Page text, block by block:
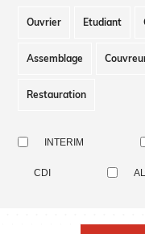
Ouvrier Etudiant
Assemblage
Restauration
INTERIM
CDI